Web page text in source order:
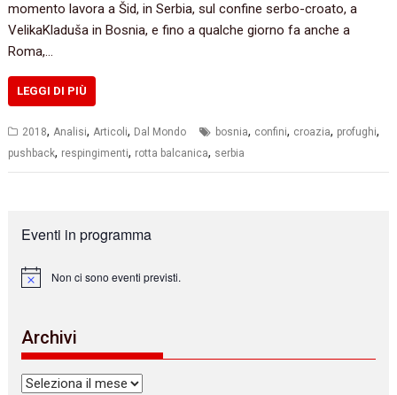
momento lavora a Šid, in Serbia, sul confine serbo-croato, a
VelikaKladuša in Bosnia, e fino a qualche giorno fa anche a
Roma,…
LEGGI DI PIÙ
2018,Analisi,Articoli, Dal Mondo bosnia, confini, croazia, profughi,
pushback, respingimenti, rotta balcanica, serbia
Eventi in programma
N
c
e
Non ci sono eventi previsti.
Archivi
Archivi